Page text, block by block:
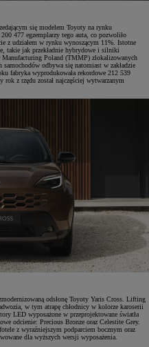
się modelem Toyoty na rynku
477 egzemplarzy tego auta, co pozwoliło
z udziałem w rynku wynoszącym 11%. Istotne
takie jak przekładnie hybrydowe i silniki
Poland (TMMP) zlokalizowanych
odbywa się natomiast w zakładzie
fabryka wyprodukowała rekordowe 212 539
z rzędu został najczęściej wytwarzanym
odsłonę Toyoty Yaris Cross. Lifting
w tym atrapę chłodnicy w kolorze karoserii
LED wyposażone w przeprojektowane światła
odcienie: Precious Bronze oraz Celestite Grey.
z wyraźniejszym podparciem bocznym oraz
dla wyższych wersji wyposażenia.